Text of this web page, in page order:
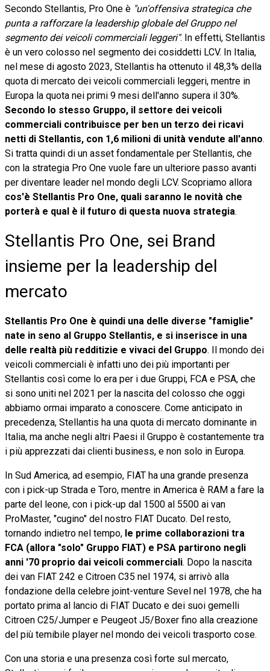
Secondo Stellantis, Pro One è "un'offensiva strategica che
punta a rafforzare la leadership globale del Gruppo nel
segmento dei veicoli commerciali leggeri". In effetti, Stellantis
è un vero colosso nel segmento dei cosiddetti LCV. In Italia,
nel mese di agosto 2023, Stellantis ha ottenuto il 48,3% della
quota di mercato dei veicoli commerciali leggeri, mentre in
Europa la quota nei primi 9 mesi dell'anno supera il 30%.
Secondo lo stesso Gruppo, il settore dei veicoli
commerciali contribuisce per ben un terzo dei ricavi
netti di Stellantis, con 1,6 milioni di unità vendute all'anno.
Si tratta quindi di un asset fondamentale per Stellantis, che
con la strategia Pro One vuole fare un ulteriore passo avanti
per diventare leader nel mondo degli LCV. Scopriamo allora
cos'è Stellantis Pro One, quali saranno le novità che
porterà e qual è il futuro di questa nuova strategia.
Stellantis Pro One, sei Brand
insieme per la leadership del
mercato
Stellantis Pro One è quindi una delle diverse "famiglie"
nate in seno al Gruppo Stellantis, e si inserisce in una
delle realtà più redditizie e vivaci del Gruppo. Il mondo dei
veicoli commerciali è infatti uno dei più importanti per
Stellantis così come lo era per i due Gruppi, FCA e PSA, che
si sono uniti nel 2021 per la nascita del colosso che oggi
abbiamo ormai imparato a conoscere. Come anticipato in
precedenza, Stellantis ha una quota di mercato dominante in
Italia, ma anche negli altri Paesi il Gruppo è costantemente tra
i più apprezzati dai clienti business, e non solo in Europa.
In Sud America, ad esempio, FIAT ha una grande presenza
con i pick-up Strada e Toro, mentre in America è RAM a fare la
parte del leone, con i pick-up dal 1500 al 5500 ai van
ProMaster, "cugino" del nostro FIAT Ducato. Del resto,
tornando indietro nel tempo, le prime collaborazioni tra
FCA (allora "solo" Gruppo FIAT) e PSA partirono negli
anni '70 proprio dai veicoli commerciali. Dopo la nascita
dei van FIAT 242 e Citroen C35 nel 1974, si arrivò alla
fondazione della celebre joint-venture Sevel nel 1978, che ha
portato prima al lancio di FIAT Ducato e dei suoi gemelli
Citroen C25/Jumper e Peugeot J5/Boxer fino alla creazione
del più temibile player nel mondo dei veicoli trasporto cose.
Con una storia e una presenza così forte sul mercato,